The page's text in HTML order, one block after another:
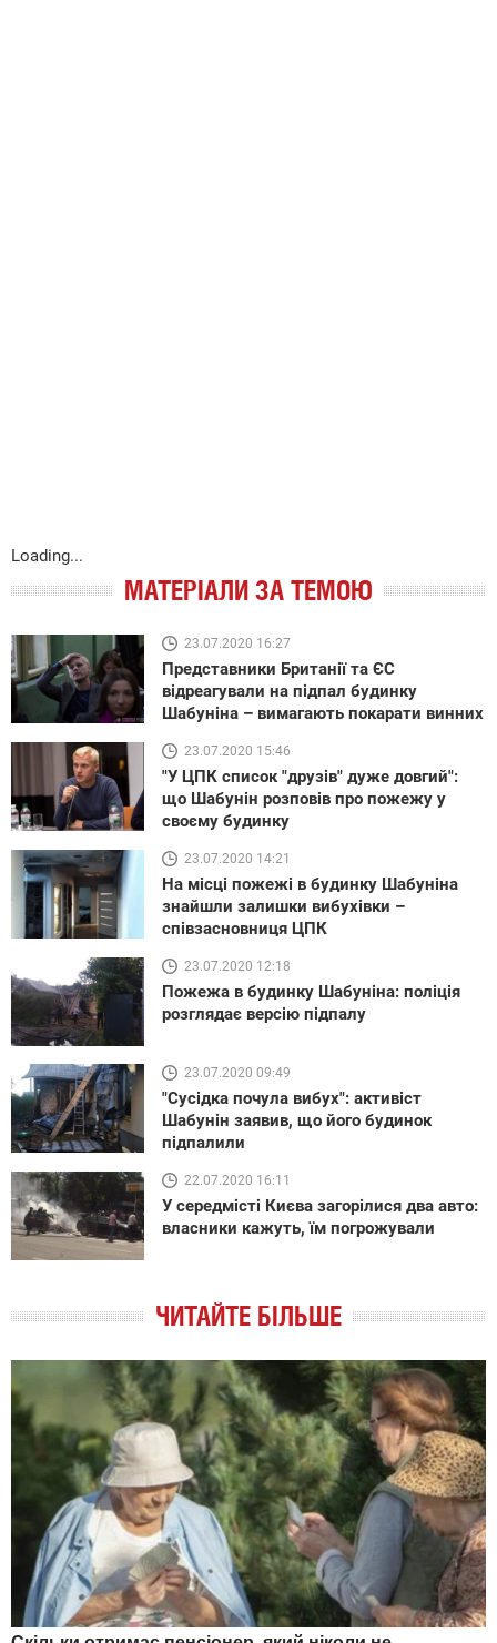
Loading...
МАТЕРІАЛИ ЗА ТЕМОЮ
23.07.2020 16:27
Представники Британії та ЄС
відреагували на підпал будинку
Шабуніна – вимагають покарати винних
23.07.2020 15:46
"У ЦПК список "друзів" дуже довгий":
що Шабунін розповів про пожежу у
своєму будинку
23.07.2020 14:21
На місці пожежі в будинку Шабуніна
знайшли залишки вибухівки –
співзасновниця ЦПК
23.07.2020 12:18
Пожежа в будинку Шабуніна: поліція
розглядає версію підпалу
23.07.2020 09:49
"Сусідка почула вибух": активіст
Шабунін заявив, що його будинок
підпалили
22.07.2020 16:11
У середмісті Києва загорілися два авто:
власники кажуть, їм погрожували
ЧИТАЙТЕ БІЛЬШЕ